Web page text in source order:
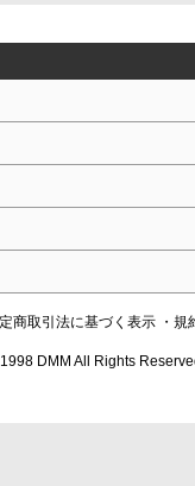
定商取引法に基づく表示 ・規
DMM All Rights